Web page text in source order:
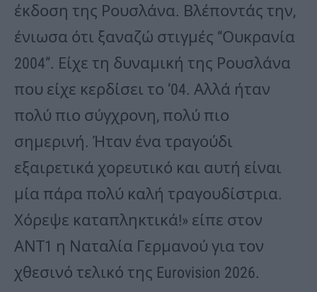
έκδοση της Ρουσλάνα. Βλέποντάς την,
ένιωσα ότι ξαναζώ στιγμές “Ουκρανία
2004”. Είχε τη δυναμική της Ρουσλάνα
που είχε κερδίσει το ’04. Αλλά ήταν
πολύ πιο σύγχρονη, πολύ πιο
σημερινή. Ήταν ένα τραγούδι
εξαιρετικά χορευτικό και αυτή είναι
μία πάρα πολύ καλή τραγουδίστρια.
Χόρεψε καταπληκτικά!» είπε στον
ΑΝΤ1 η Ναταλία Γερμανού για τον
χθεσινό τελικό της Eurovision 2026.